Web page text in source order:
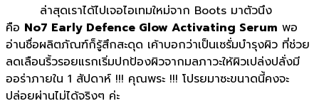
ล่าสุดเราได้ไปเจอไอเทมใหม่จาก Boots มาตัวนึง
คือ No7 Early Defence Glow Activating Serum พอ
อ่านชื่อผลิตภัณฑ์ก็รู้สึกสะดุด เค้าบอกว่าเป็นเซรั่มบำรุงผิว ที่ช่วย
ลดเลือนริ้วรอยแรกเริ่มปกป้องผิวจากมลภาวะให้ผิวเปล่งปลั่งมี
ออร่าภายใน 1 สัปดาห์ !!! คุณพระ !!! โปรยมาซะขนาดนี้คงจะ
ปล่อยผ่านไม่ได้จริงๆ ค่ะ